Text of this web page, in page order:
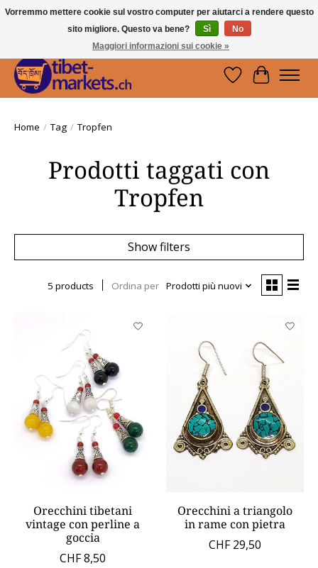
Handwerkskunst vom Dach der Welt.
Holen Sie sich ein Stück Tibet.
Lista deiCarrello
Home / Tag / Tropfen
Prodotti taggati con
Tropfen
Show filters
5 products Ordina per Prodotti più nuovi
Orecchini tibetani
vintage con perline a
goccia
CHF 8,50
Orecchini a triangolo
in rame con pietra
CHF 29,50
Vorremmo mettere cookie sul vostro computer per aiutarci a rendere questo
sito migliore. Questo va bene?
Sì
No
Maggiori informazioni sui cookie »